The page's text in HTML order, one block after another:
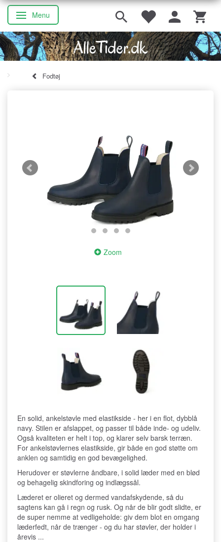
Skifte navigation
Menu
Fodtøj
Zoom
En solid, ankelstøvle med elastikside - her i en flot, dybblå
navy. Stilen er afslappet, og passer til både inde- og udeliv.
Også kvaliteten er helt i top, og klarer selv barsk terræn.
For ankelstøvlernes elastikside, gir både en god støtte om
anklen og samtidig en god bevægelighed.
Herudover er støvlerne åndbare, i solid læder med en blød
og behagelig skindforing og indlægssål.
Læderet er olieret og dermed vandafskydende, så du
sagtens kan gå i regn og rusk. Og når de blir godt slidte, er
de super nemme at vedligeholde: giv dem blot en omgang
læderfedt, når de trænger - og du har støvler, der holder i
årevis ...